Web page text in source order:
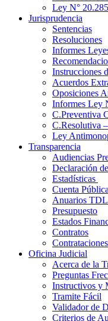
Ley N° 20.285
Jurisprudencia
Sentencias
Resoluciones
Informes
Instrucciones
Acuerdos
Oposiciones
Informes Ley
C.Preventiva
C.Resolutiva
Ley
Transparencia
Audiencias
Declaración
Estadísticas
Cuenta
Anuarios
Presupuesto
Estados
Contratos
Oficina Judicial
Acerca de la
Preguntas
Instructivos y
Tramite Fácil
Validador de
Criterios de